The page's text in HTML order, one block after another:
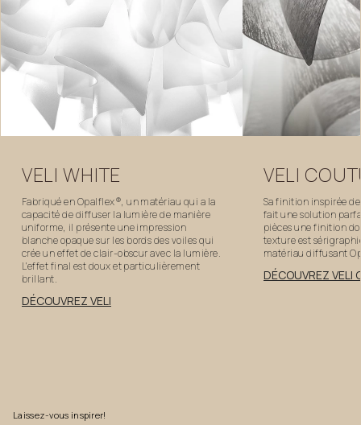
VELI WHITE
Fabriqué en Opalflex®, un matériau qui a la
capacité de diffuser la lumière de manière
uniforme, il présente une impression
blanche opaque sur les bords des voiles qui
crée un effet de clair-obscur avec la lumière.
L'effet final est doux et particulièrement
brillant.
DÉCOUVREZ VELI
VELI
Sa finition inspirée
fait une solution
pièces une finition
texture est
matériau diffusant
DÉCOUVREZ VELI
Laissez-vous inspirer!